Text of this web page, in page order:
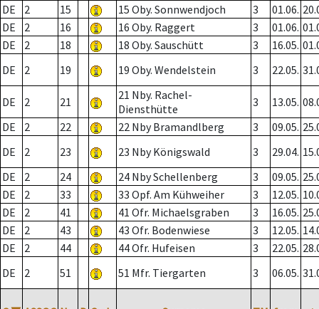
DE
2 15 15 Oby. Sonnwendjoch 3 01.06.
DE
2 16 16 Oby. Raggert 3 01.06.
DE
2 18 18 Oby. Sauschütt 3 16.05.
DE
2 19 19 Oby. Wendelstein 3 22.05.
DE 2 21
21 Nby. Rachel-
Diensthütte
3 13.05.
DE
2 22 22 Nby Bramandlberg 3 09.05.
DE
2 23 23 Nby Königswald 3 29.04.
DE
2 24 24 Nby Schellenberg 3 09.05.
DE
2 33 33 Opf. Am Kühweiher 3 12.05.
DE
2 41 41 Ofr. Michaelsgraben 3 16.05.
DE
2 43 43 Ofr. Bodenwiese 3 12.05.
DE
2 44 44 Ofr. Hufeisen 3 22.05.
DE
2 51 51 Mfr. Tiergarten 3 06.05.